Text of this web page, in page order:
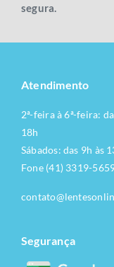
segura.
Atendimento
2ª-feira à 6ª-feira:
18h
Sábados: das 9h às
Fone (41) 3319-
Segurança